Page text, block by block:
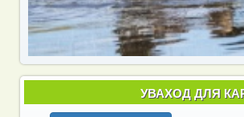
УВАХОД ДЛЯ